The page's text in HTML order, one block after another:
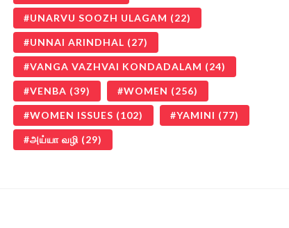
UNARVU SOOZH ULAGAM (22)
UNNAI ARINDHAL (27)
VANGA VAZHVAI KONDADALAM (24)
VENBA (39) WOMEN (256)
WOMEN ISSUES (102) YAMINI (77)
அய்யா வழி (29)